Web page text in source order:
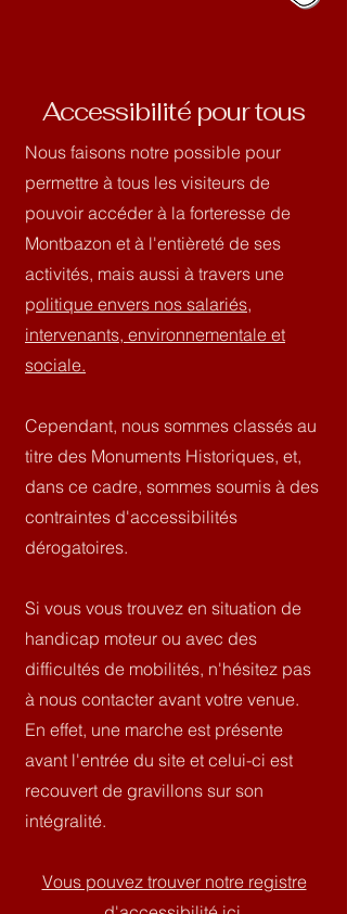
Accessibilité pour tous
Nous faisons notre possible pour
permettre à tous les visiteurs de
pouvoir accéder à la forteresse de
Montbazon et à l'entièreté de ses
activités, mais aussi à travers une
politique envers nos salariés,
intervenants, environnementale et
sociale.
Cependant, nous sommes classés au
titre des Monuments Historiques, et,
dans ce cadre, sommes soumis à des
contraintes d'accessibilités
dérogatoires.
Si vous vous trouvez en situation de
handicap moteur ou avec des
difficultés de mobilités, n'hésitez pas
à nous contacter avant votre venue.
En effet, une marche est présente
avant l'entrée du site et celui-ci est
recouvert de gravillons sur son
intégralité.
Vous pouvez trouver notre registre